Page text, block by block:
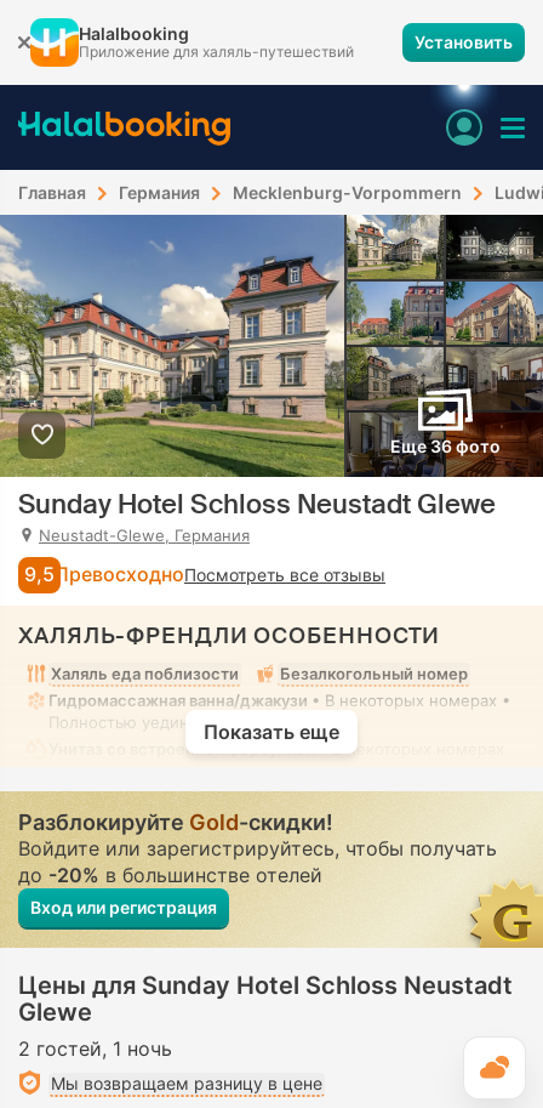
Halalbooking
Приложение для халяль-путешествий Установить
Главная Германия Mecklenburg-Vorpommern
Еще 36 фото
Sunday Hotel Schloss Neustadt Glewe
Neustadt-Glewe, Германия
9,5 ПревосходноПосмотреть все отзывы
ХАЛЯЛЬ-ФРЕНДЛИ ОСОБЕННОСТИ
Халяль еда поблизости
Безалкогольный номер
Гидромассажная ванна/джакузи • В некоторых номерах •
Полностью уединенно
Унитаз со встроенной форсункой
• В некоторых номерах
Показать еще
Разблокируйте Gold-скидки!
Войдите или зарегистрируйтесь, чтобы получать
до -20% в большинстве отелей
Вход или регистрация
Цены для Sunday Hotel Schloss Neustadt
Glewe
2 гостей 1 ночь
Мы возвращаем разницу в цене